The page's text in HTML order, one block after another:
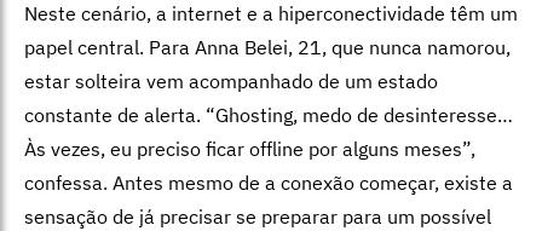
Neste cenário, a internet e a hiperconectividade têm um
papel central. Para Anna Belei, 21, que nunca namorou,
estar solteira vem acompanhado de um estado
constante de alerta. “Ghosting, medo de desinteresse…
Às vezes, eu preciso ficar offline por alguns meses”,
confessa. Antes mesmo de a conexão começar, existe a
sensação de já precisar se preparar para um possível